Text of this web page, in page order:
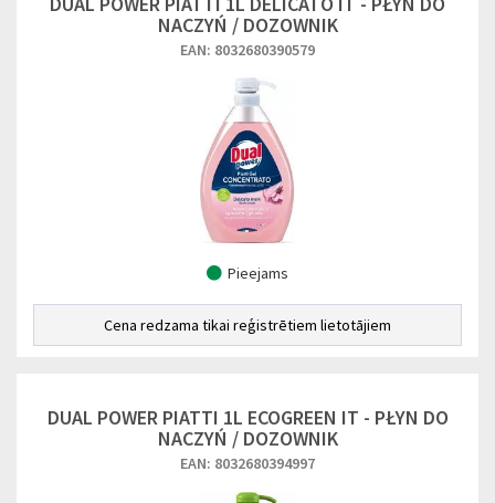
NACZYŃ / DOZOWNIK
EAN: 8032680390579
Pieejams
Cena redzama tikai reģistrētiem lietotājiem
DUAL POWER PIATTI 1L ECOGREEN IT - PŁYN DO
NACZYŃ / DOZOWNIK
EAN: 8032680394997